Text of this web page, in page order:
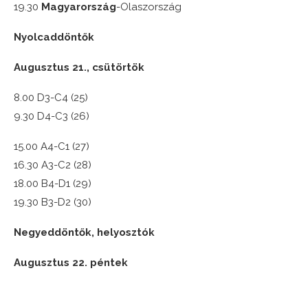
19.30 Magyarország-Olaszország
Nyolcaddöntők
Augusztus 21., csütörtök
8.00 D3-C4 (25)
9.30 D4-C3 (26)
15.00 A4-C1 (27)
16.30 A3-C2 (28)
18.00 B4-D1 (29)
19.30 B3-D2 (30)
Negyeddöntők, helyosztók
Augusztus 22. péntek